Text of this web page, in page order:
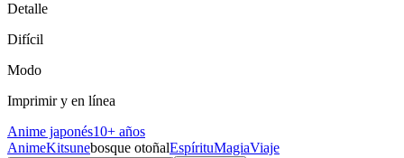
Detalle
Difícil
Modo
Imprimir y en línea
Anime japonés10+ años
AnimeKitsunebosque otoñalEspírituMagiaViaje